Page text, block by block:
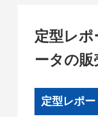
定型レ
ータの販
定型レポー